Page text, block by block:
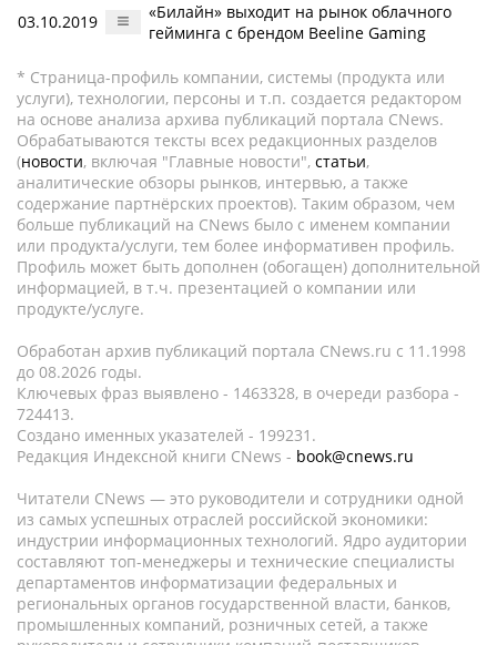
03.10.2019
«Билайн» выходит на рынок облачного
гейминга с брендом Beeline Gaming
* Страница-профиль компании, системы (продукта или
услуги), технологии, персоны и т.п. создается редактором
на основе анализа архива публикаций портала CNews.
Обрабатываются тексты всех редакционных разделов
(новости, включая "Главные новости", статьи,
аналитические обзоры рынков, интервью, а также
содержание партнёрских проектов). Таким образом, чем
больше публикаций на CNews было с именем компании
или продукта/услуги, тем более информативен профиль.
Профиль может быть дополнен (обогащен) дополнительной
информацией, в т.ч. презентацией о компании или
продукте/услуге.
Обработан архив публикаций портала CNews.ru c 11.1998
до 08.2026 годы.
Ключевых фраз выявлено - 1463328, в очереди разбора -
724413.
Создано именных указателей - 199231.
Редакция Индексной книги CNews - book@cnews.ru
Читатели CNews — это руководители и сотрудники одной
из самых успешных отраслей российской экономики:
индустрии информационных технологий. Ядро аудитории
составляют топ-менеджеры и технические специалисты
департаментов информатизации федеральных и
региональных органов государственной власти, банков,
промышленных компаний, розничных сетей, а также